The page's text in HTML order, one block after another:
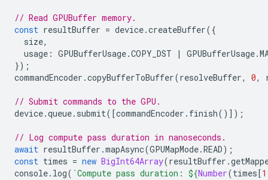
// Read GPUBuffer memory.
const resultBuffer = device.createBuffer({
size,
usage : GPUBufferUsage.COPY_DST | GPUBufferUsage.
});
commandEncoder .copyBufferToBuffer(resolveBuffer, 0,
// Submit commands to the GPU.
device.queue. submit([commandEncoder . finish()]);
// Log compute pass duration in nanoseconds.
await resultBuffer .mapAsync(GPUMapMode.READ);
const times = new BigInt64Array(resultBuffer .
console. log( `Compute pass duration: ${Number(times[1